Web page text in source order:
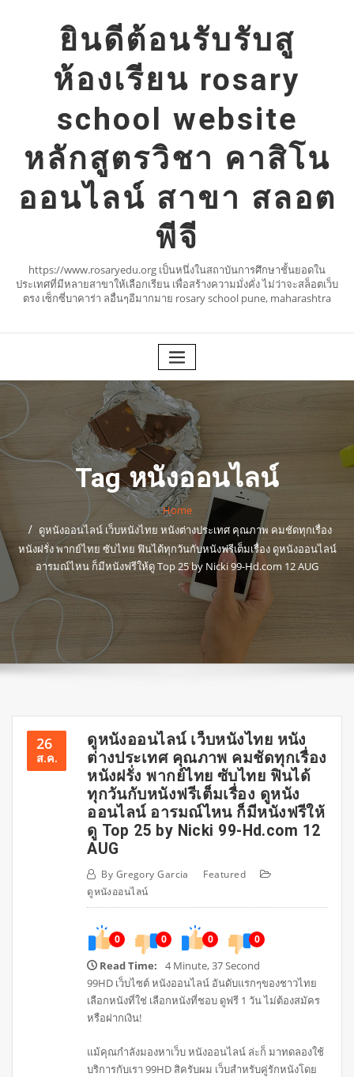
ยินดีต้อนรับรับสู
ห้องเรียน rosary
school website
หลักสูตรวิชา คาสิโน
ออนไลน์ สาขา สลอต
พีจี
https://www.rosaryedu.org เป็นหนึ่งในสถาบันการศึกษาชั้นยอดใน
ประเทศที่มีหลายสาขาให้เลือกเรียน เพื่อสร้างความมั่งคั่ง ไม่ว่าจะสล็อตเว็บ
ตรง เซ็กซี่บาคาร่า ลอื่นๆอีมากมาย rosary school pune, maharashtra
Tag หนังออนไลน์
Home
ดูหนังออนไลน์ เว็บหนังไทย หนังต่างประเทศ คุณภาพ คมชัดทุกเรื่อง
หนังฝรั่ง พากย์ไทย ซับไทย ฟินได้ทุกวันกับหนังฟรีเต็มเรื่อง ดูหนังออนไลน์
อารมณ์ไหน ก็มีหนังฟรีให้ดู Top 25 by Nicki 99-Hd.com 12 AUG
26
ส.ค.
ดูหนังออนไลน์ เว็บหนังไทย หนัง
ต่างประเทศ คุณภาพ คมชัดทุกเรื่อง
หนังฝรั่ง พากย์ไทย ซับไทย ฟินได้
ทุกวันกับหนังฟรีเต็มเรื่อง ดูหนัง
ออนไลน์ อารมณ์ไหน ก็มีหนังฟรีให้
ดู Top 25 by Nicki 99-Hd.com 12
AUG
By Gregory Garcia
Featured
ดูหนังออนไลน์
0 0 0 0
Read Time:
4 Minute, 37 Second
99HD เว็บไซต์ หนังออนไลน์ อันดับแรกๆของชาวไทย
เลือกหนังที่ใช่ เลือกหนังที่ชอบ ดูฟรี 1 วัน ไม่ต้องสมัคร
หรือฝากเงิน!
แม้คุณกำลังมองหาเว็บ หนังออนไลน์ ล่ะก็ มาทดลองใช้
บริการกับเรา 99HD สิครับผม เว็บสำหรับคู่รักหนังโดย